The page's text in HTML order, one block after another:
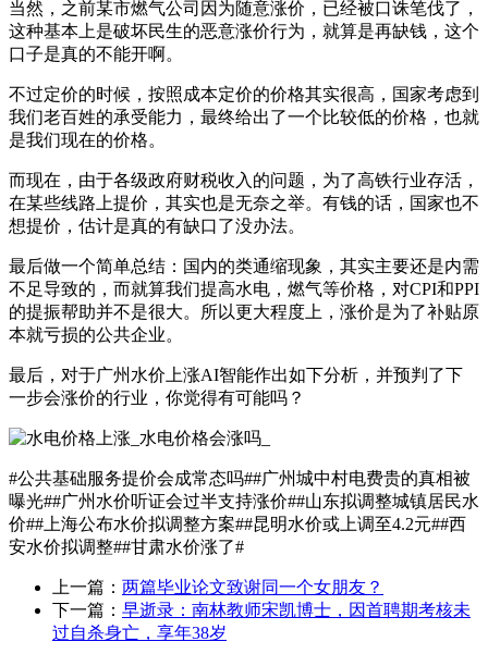
当然，之前某市燃气公司因为随意涨价，已经被口诛笔伐了，
这种基本上是破坏民生的恶意涨价行为，就算是再缺钱，这个
口子是真的不能开啊。
不过定价的时候，按照成本定价的价格其实很高，国家考虑到
我们老百姓的承受能力，最终给出了一个比较低的价格，也就
是我们现在的价格。
而现在，由于各级政府财税收入的问题，为了高铁行业存活，
在某些线路上提价，其实也是无奈之举。有钱的话，国家也不
想提价，估计是真的有缺口了没办法。
最后做一个简单总结：国内的类通缩现象，其实主要还是内需
不足导致的，而就算我们提高水电，燃气等价格，对CPI和PPI
的提振帮助并不是很大。所以更大程度上，涨价是为了补贴原
本就亏损的公共企业。
最后，对于广州水价上涨AI智能作出如下分析，并预判了下
一步会涨价的行业，你觉得有可能吗？
#公共基础服务提价会成常态吗#​#广州城中村电费贵的真相被
曝光#​#广州水价听证会过半支持涨价#​#山东拟调整城镇居民水
价#​#上海公布水价拟调整方案#​#昆明水价或上调至4.2元#​#西
安水价拟调整#​#甘肃水价涨了#​
上一篇： 两篇毕业论文致谢同一个女朋友？
下一篇： 早逝录：南林教师宋凯博士，因首聘期考核未
过自杀身亡，享年38岁